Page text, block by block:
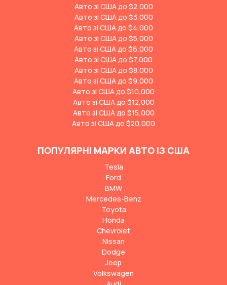
Авто зі США до $2,000
Авто зі США до $3,000
Авто зі США до $4,000
Авто зі США до $5,000
Авто зі США до $6,000
Авто зі США до $7,000
Авто зі США до $8,000
Авто зі США до $9,000
Авто зі США до $10,000
Авто зі США до $12,000
Авто зі США до $15,000
Авто зі США до $20,000
ПОПУЛЯРНІ МАРКИ АВТО ІЗ США
Tesla
Ford
BMW
Mercedes-Benz
Toyota
Honda
Chevrolet
Nissan
Dodge
Jeep
Volkswagen